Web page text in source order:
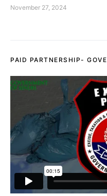
November 27, 2024
PAID PARTNERSHIP-